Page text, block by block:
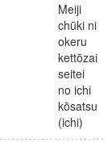
Meiji
chūki ni
okeru
kettōzai
seitei
no ichi
kōsatsu
(ichi)